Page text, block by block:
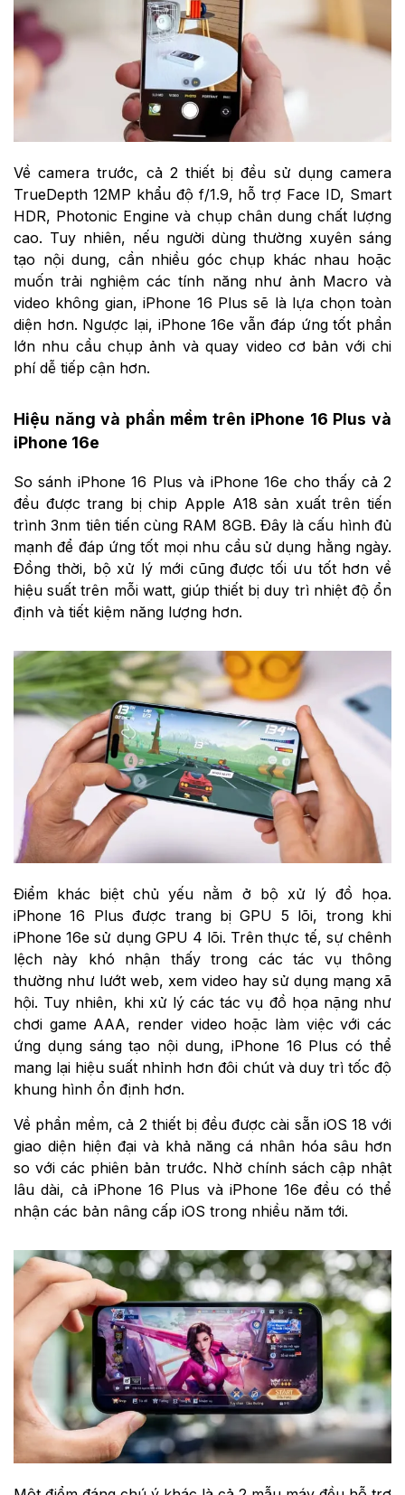
Về camera trước, cả 2 thiết bị đều sử dụng camera
TrueDepth 12MP khẩu độ f/1.9, hỗ trợ Face ID, Smart
HDR, Photonic Engine và chụp chân dung chất lượng
cao. Tuy nhiên, nếu người dùng thường xuyên sáng
tạo nội dung, cần nhiều góc chụp khác nhau hoặc
muốn trải nghiệm các tính năng như ảnh Macro và
video không gian, iPhone 16 Plus sẽ là lựa chọn toàn
diện hơn. Ngược lại, iPhone 16e vẫn đáp ứng tốt phần
lớn nhu cầu chụp ảnh và quay video cơ bản với chi
phí dễ tiếp cận hơn.
Hiệu năng và phần mềm trên iPhone 16 Plus và
iPhone 16e
So sánh iPhone 16 Plus và iPhone 16e cho thấy cả 2
đều được trang bị chip Apple A18 sản xuất trên tiến
trình 3nm tiên tiến cùng RAM 8GB. Đây là cấu hình đủ
mạnh để đáp ứng tốt mọi nhu cầu sử dụng hằng ngày.
Đồng thời, bộ xử lý mới cũng được tối ưu tốt hơn về
hiệu suất trên mỗi watt, giúp thiết bị duy trì nhiệt độ ổn
định và tiết kiệm năng lượng hơn.
Điểm khác biệt chủ yếu nằm ở bộ xử lý đồ họa.
iPhone 16 Plus được trang bị GPU 5 lõi, trong khi
iPhone 16e sử dụng GPU 4 lõi. Trên thực tế, sự chênh
lệch này khó nhận thấy trong các tác vụ thông
thường như lướt web, xem video hay sử dụng mạng xã
hội. Tuy nhiên, khi xử lý các tác vụ đồ họa nặng như
chơi game AAA, render video hoặc làm việc với các
ứng dụng sáng tạo nội dung, iPhone 16 Plus có thể
mang lại hiệu suất nhỉnh hơn đôi chút và duy trì tốc độ
khung hình ổn định hơn.
Về phần mềm, cả 2 thiết bị đều được cài sẵn iOS 18 với
giao diện hiện đại và khả năng cá nhân hóa sâu hơn
so với các phiên bản trước. Nhờ chính sách cập nhật
lâu dài, cả iPhone 16 Plus và iPhone 16e đều có thể
nhận các bản nâng cấp iOS trong nhiều năm tới.